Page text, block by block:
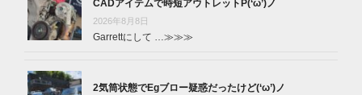
CADアイテムで時短アウトレットP(‘ω’)ノ
2026年8月8日
Garrettにして …≫≫≫
2気筒状態でEgブロー疑惑だったけど(‘ω’)ノ